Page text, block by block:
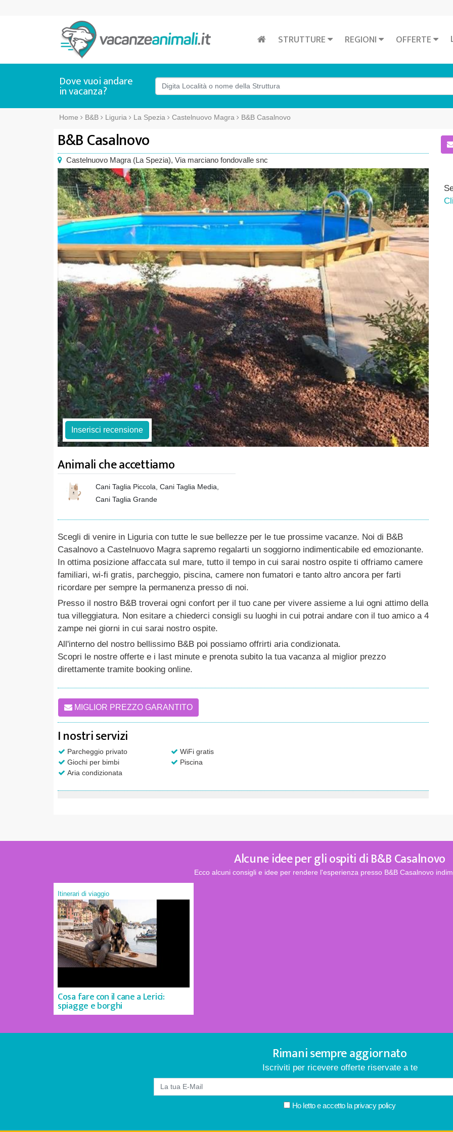
STRUTTURE REGIONI OFFERTE
Dove vuoi andare
in vacanza?
Home B&B Liguria La Spezia Castelnuovo Magra B&B Casalnovo
B&B Casalnovo
Castelnuovo Magra (La Spezia), Via marciano fondovalle snc
Inserisci recensione
Animali che accettiamo
Cani Taglia Piccola, Cani Taglia Media,
Cani Taglia Grande
Scegli di venire in Liguria con tutte le sue bellezze per le tue prossime vacanze. Noi di B&B
Casalnovo a Castelnuovo Magra sapremo regalarti un soggiorno indimenticabile ed emozionante.
In ottima posizione affaccata sul mare, tutto il tempo in cui sarai nostro ospite ti offriamo camere
familiari, wi-fi gratis, parcheggio, piscina, camere non fumatori e tanto altro ancora per farti
ricordare per sempre la permanenza presso di noi.
Presso il nostro B&B troverai ogni confort per il tuo cane per vivere assieme a lui ogni attimo della
tua villeggiatura. Non esitare a chiederci consigli su luoghi in cui potrai andare con il tuo amico a 4
zampe nei giorni in cui sarai nostro ospite.
All'interno del nostro bellissimo B&B poi possiamo offrirti aria condizionata.
Scopri le nostre offerte e i last minute e prenota subito la tua vacanza al miglior prezzo
direttamente tramite booking online.
MIGLIOR PREZZO GARANTITO
I nostri servizi
Parcheggio privato
WiFi gratis
Giochi per bimbi
Piscina
Aria condizionata
Alcune idee per gli ospiti di B&B Casalnovo
Ecco alcuni consigli e idee per rendere l'esperienza presso B&B Casalnovo
Itinerari di viaggio
Cosa fare con il cane a Lerici:
spiagge e borghi
Rimani sempre aggiornato
Iscriviti per ricevere offerte riservate a te
Ho letto e accetto la privacy policy